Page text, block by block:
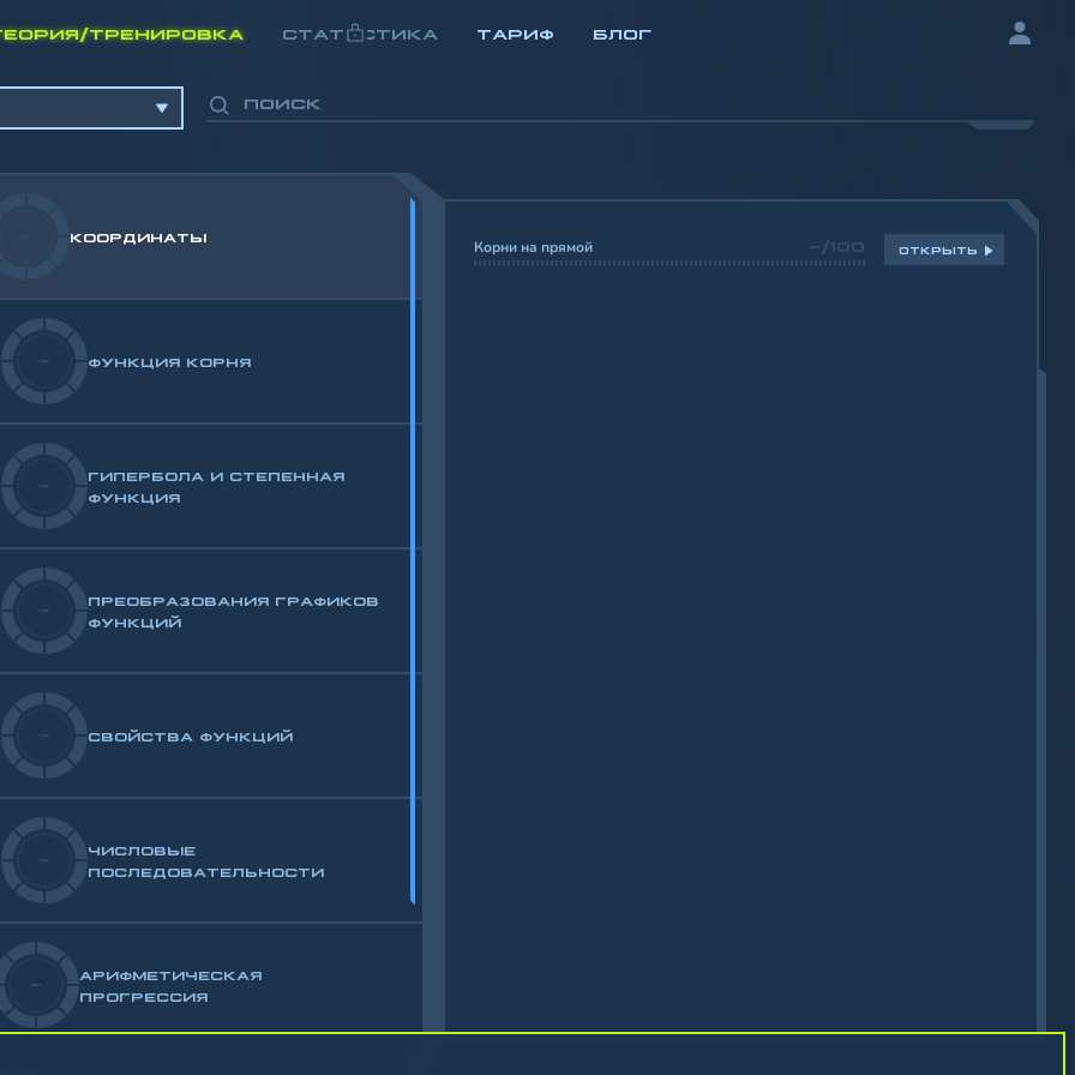
ТРЕНИРОВКА СТАТИСТИКА ТАРИФ БЛОГ
КООРДИНАТЫ
- ФУНКЦИЯ КОРНЯ
-
ГИПЕРБОЛА И СТЕПЕННАЯ
ФУНКЦИЯ
-
ПРЕОБРАЗОВАНИЯ ГРАФИКОВ
ФУНКЦИЙ
- СВОЙСТВА ФУНКЦИЙ
-
ЧИСЛОВЫЕ
ПОСЛЕДОВАТЕЛЬНОСТИ
-
АРИФМЕТИЧЕСКАЯ
ПРОГРЕССИЯ
Корни на прямой -/100 ОТКРЫТЬ